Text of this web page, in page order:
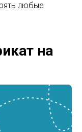
любые
на